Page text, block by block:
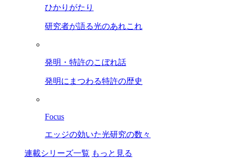
ひかりがたり
研究者が語る光のあれこれ
発明・特許のこぼれ話
発明にまつわる特許の歴史
Focus
エッジの効いた光研究の数々
連載シリーズ一覧 もっと見る